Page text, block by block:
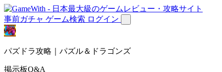
事前ガチャ ゲーム検索 ログイン
パズドラ攻略｜パズル＆ドラゴンズ
掲示板Q&A